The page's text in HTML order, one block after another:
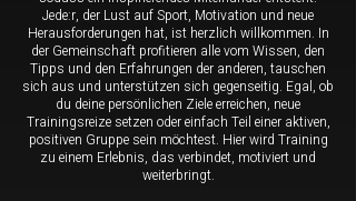
Jede:r, der Lust auf Sport, Motivation und neue
Herausforderungen hat, ist herzlich willkommen. In
der Gemeinschaft profitieren alle vom Wissen, den
Tipps und den Erfahrungen der anderen, tauschen
sich aus und unterstützen sich gegenseitig. Egal, ob
du deine persönlichen Ziele erreichen, neue
Trainingsreize setzen oder einfach Teil einer aktiven,
positiven Gruppe sein möchtest. Hier wird Training
zu einem Erlebnis, das verbindet, motiviert und
weiterbringt.